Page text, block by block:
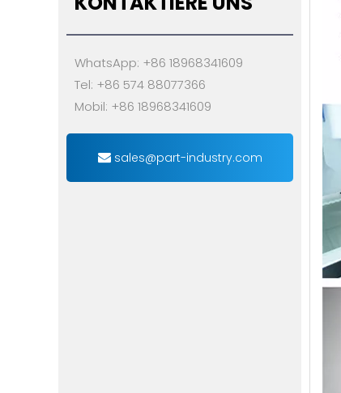
WhatsApp: +86 18968341609
Tel: +86 574 88077366
Mobil: +86 18968341609
sales@part-industry.com